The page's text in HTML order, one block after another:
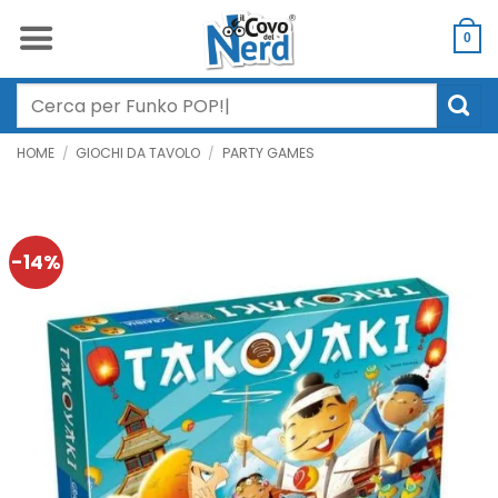
0
Cerca:
HOME / GIOCHI DA TAVOLO / PARTY GAMES
-14%